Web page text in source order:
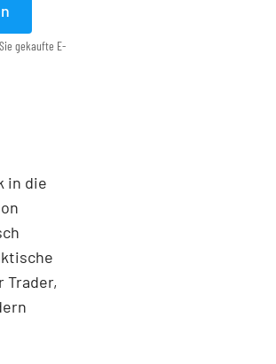
gekaufte E-
in die
Trader,